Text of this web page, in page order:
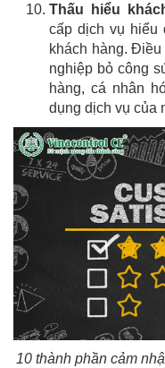
Thấu hiểu
cấp dịch vụ hiểu
khách hàng.
nghiệp bỏ công
hàng, cá nhân
dụng dịch vụ của
10 thành phần cảm